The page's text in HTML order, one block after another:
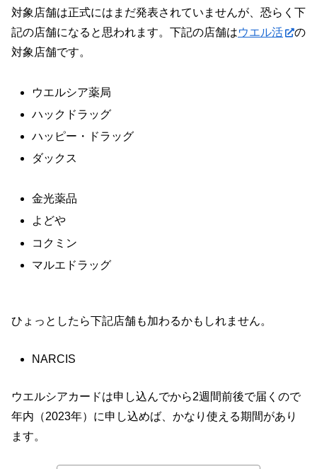
対象店舗は正式にはまだ発表されていませんが、恐らく下
記の店舗になると思われます。下記の店舗はウエル活
の
対象店舗です。
ウエルシア薬局
ハックドラッグ
ハッピー・ドラッグ
ダックス
金光薬品
よどや
コクミン
マルエドラッグ
ひょっとしたら下記店舗も加わるかもしれません。
NARCIS
ウエルシアカードは申し込んでから2週間前後で届くので
年内（2023年）に申し込めば、かなり使える期間があり
ます。